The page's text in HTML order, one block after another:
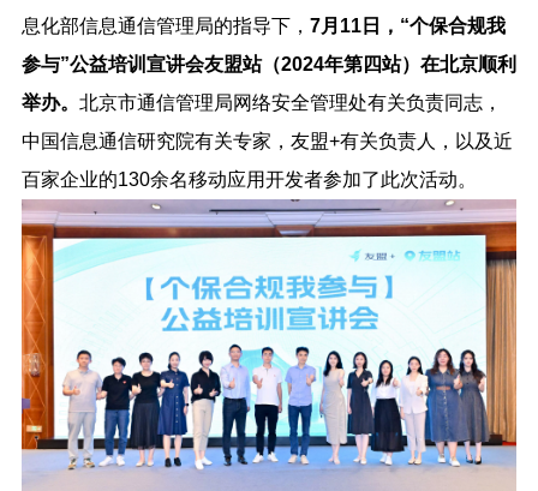
息化部信息通信管理局的指导下， 7月11日，“个保合规我
参与”公益培训宣讲会友盟站（2024年第四站）在北京顺利
举办。 北京市通信管理局网络安全管理处有关负责同志，
中国信息通信研究院有关专家，友盟+有关负责人，以及近
百家企业的130余名移动应用开发者参加了此次活动。